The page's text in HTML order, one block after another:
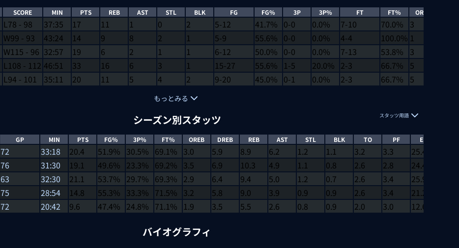
SCORE MIN PTS REB AST STL BLK FG FG% 3P 3P% FT FT% OREB
L 78 - 98 37:35 17 11 1 0 2 5-12 41.7% 0-0 0.0% 7-10 70.0% 3
W99 - 93 43:24 14 9 8 2 1 5-9 55.6% 0-0 0.0% 4-4 100.0% 1
W115 - 96 32:57 19 6 2 1 1 6-12 50.0% 0-0 0.0% 7-13 53.8% 3
L 108 - 112 46:51 33 16 6 3 1 15-27 55.6% 1-5 20.0% 2-3 66.7% 5
L 94 - 101 35:11 20 11 5 4 2 9-20 45.0% 0-1 0.0% 2-3 66.7% 5
もっとみる
シーズン別スタッツ スタッツ用語
GP MIN PTS FG% 3P% FT% OREB DREB REB AST STL BLK TO PF EFF
72 33:18 20.4 51.9% 30.5% 69.1% 3.0 5.9 8.9 6.2 1.2 1.1 3.2 3.3 25.4
76 31:30 19.1 49.6% 23.3% 69.2% 3.5 6.9 10.3 4.9 1.1 0.8 2.6 2.8 24.4
63 32:30 21.1 53.7% 29.7% 69.3% 2.9 6.4 9.4 5.0 1.2 0.7 2.6 3.4 25.9
75 28:54 14.8 55.3% 33.3% 71.5% 3.2 5.8 9.0 3.9 0.9 0.9 2.6 3.4 21.2
72 20:42 9.6 47.4% 24.8% 71.1% 1.9 3.5 5.5 2.6 0.8 0.9 2.0 3.0 12.6
バイオグラフィ